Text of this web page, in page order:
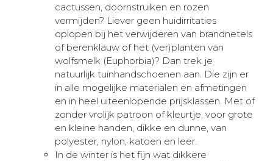
cactussen, doornstruiken en rozen
vermijden? Liever geen huidirritaties
oplopen bij het verwijderen van brandnetels
of berenklauw of het (ver)planten van
wolfsmelk (Euphorbia)? Dan trek je
natuurlijk tuinhandschoenen aan. Die zijn er
in alle mogelijke materialen en afmetingen
en in heel uiteenlopende prijsklassen. Met of
zonder vrolijk patroon of kleurtje, voor grote
en kleine handen, dikke en dunne, van
polyester, nylon, katoen en leer.
In de winter is het fijn wat dikkere